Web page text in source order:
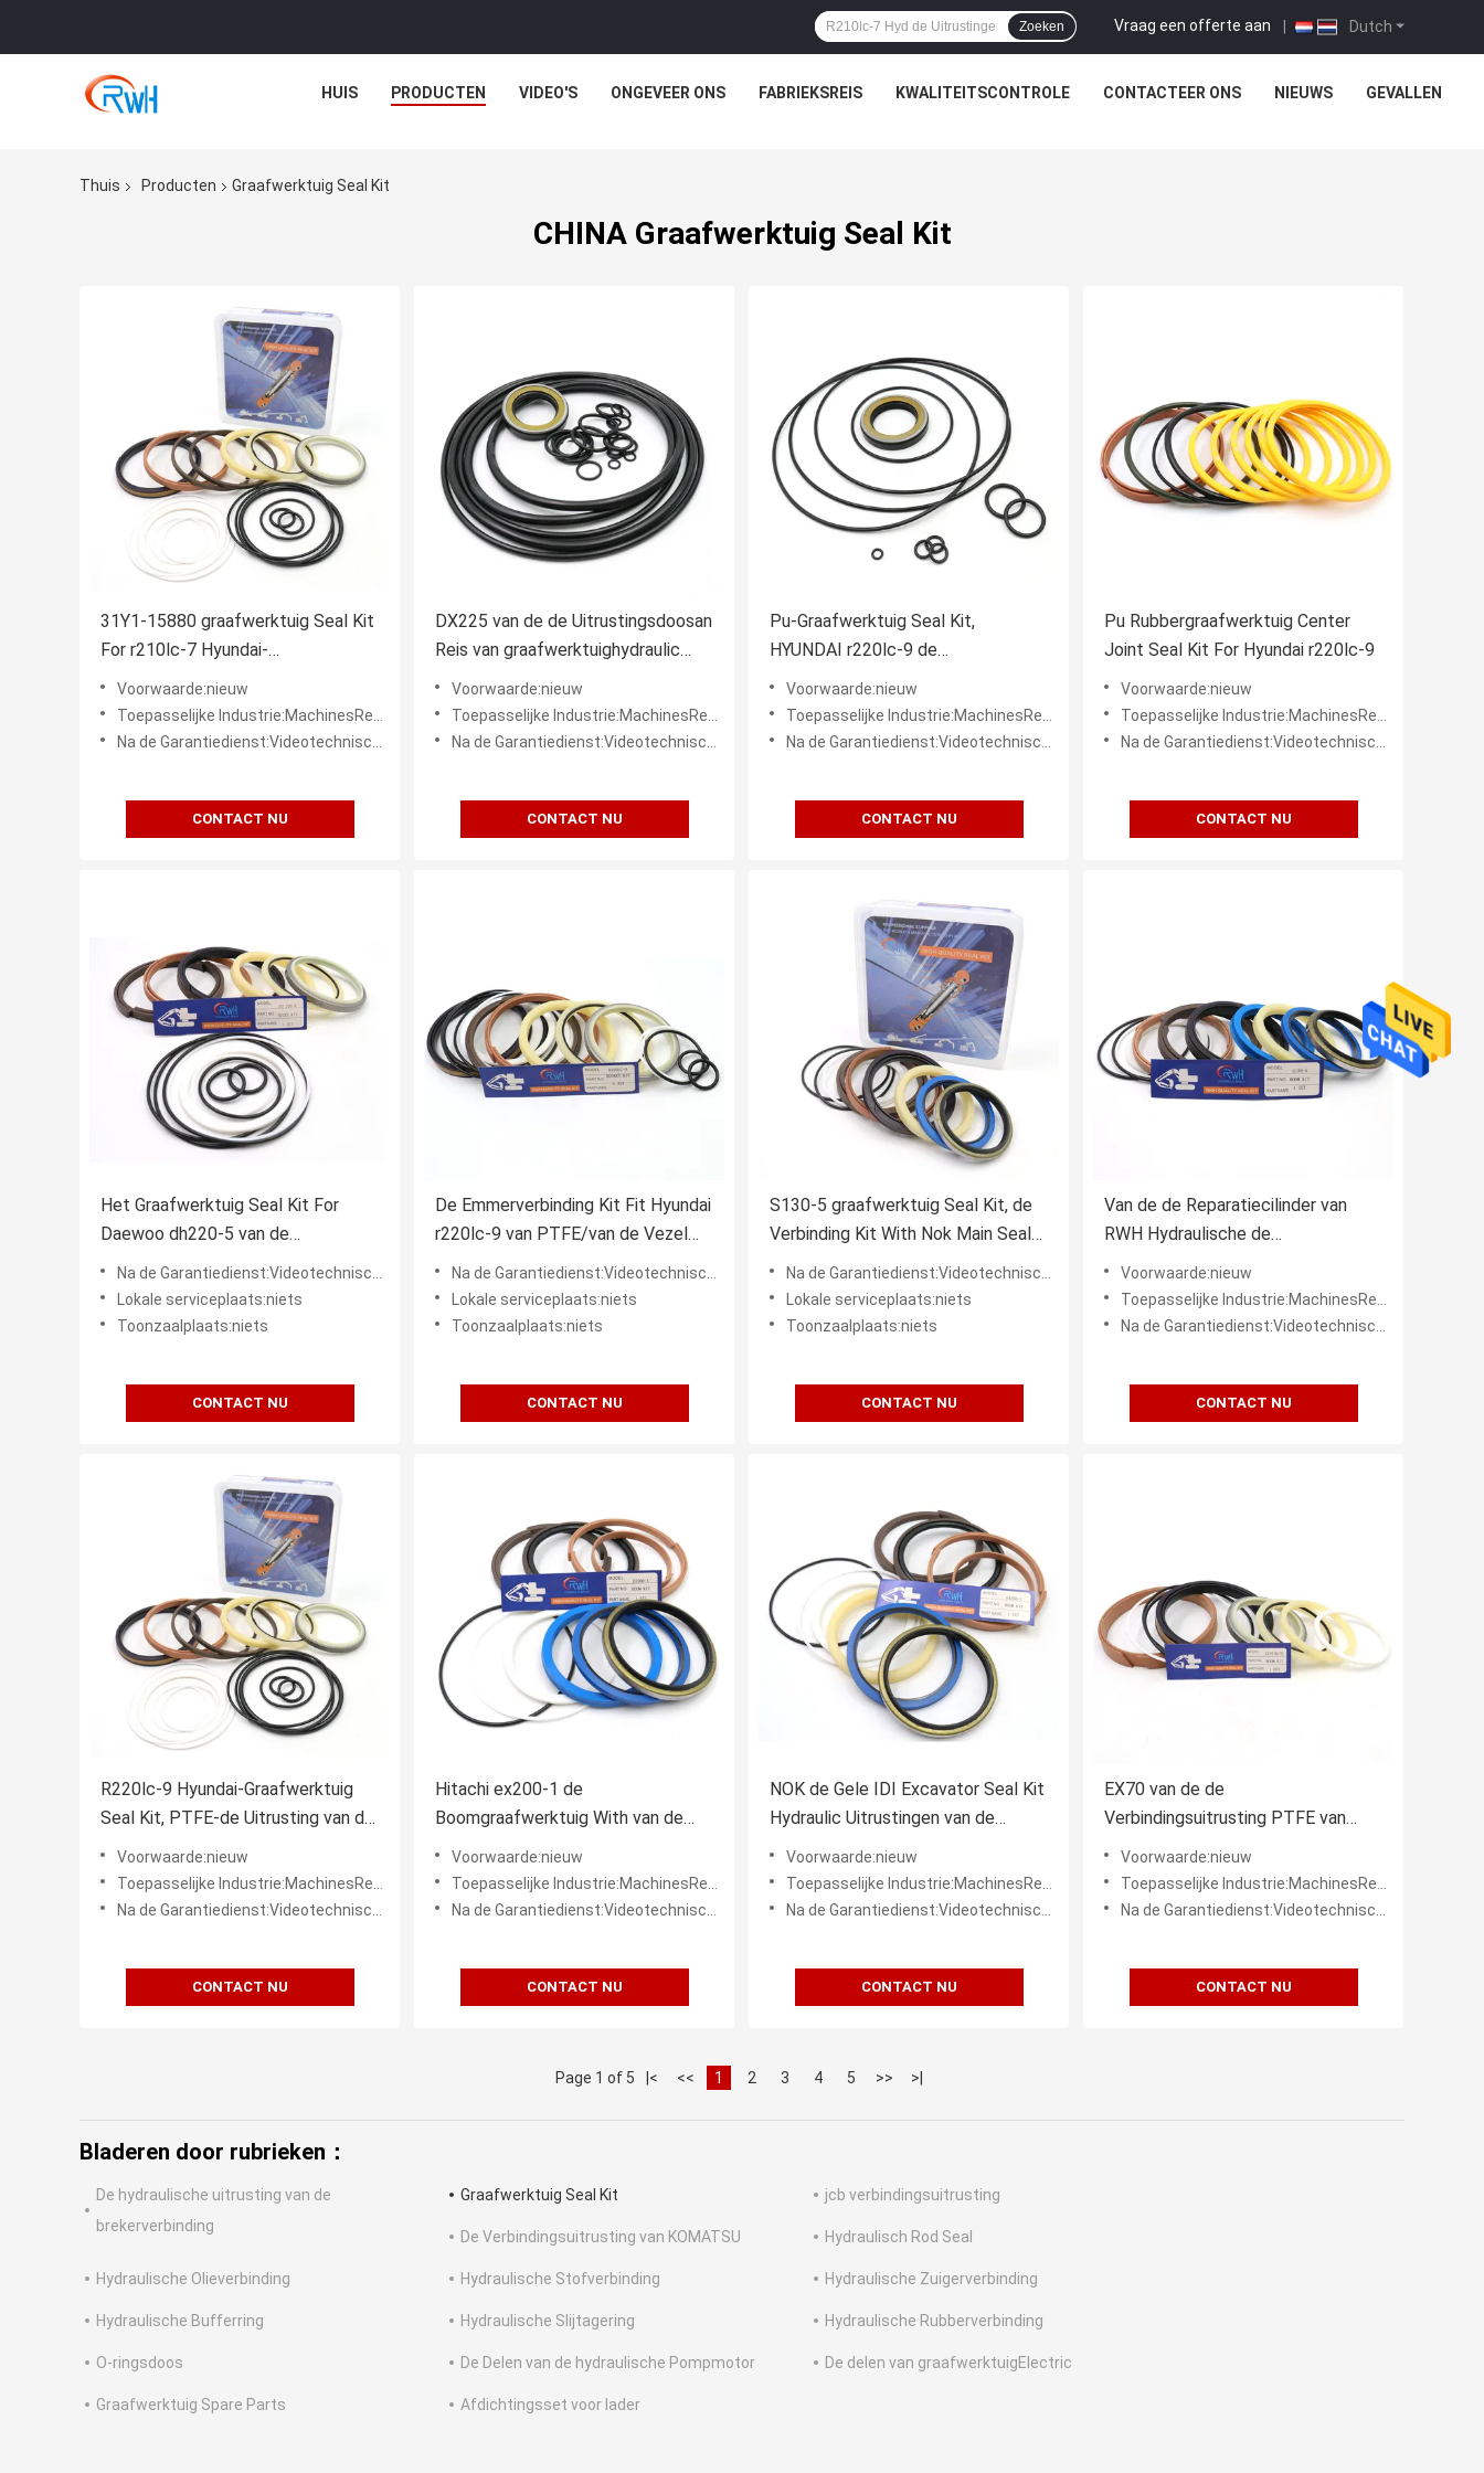
Dutch
Vraag een offerte aan |
Zoeken
HUIS PRODUCTEN VIDEO'S ONGEVEER ONS FABRIEKSREIS KWALITEITSCONTROLE CONTACTEER ONS NIEUWS GEVALLEN
Thuis Producten Graafwerktuig Seal Kit
CHINA Graafwerktuig Seal Kit
31Y1-15880 graafwerktuig Seal Kit
For r210lc-7 Hyundai-
Reparatieboom
Voorwaarde:nieuw
Toepasselijke Industrie:MachinesReparatiewerkplaatsen, Productieinstallatie, Kleinhandel, Bouwwerkzaamheden, Energie & Mijnb
Na de Garantiedienst:Videotechnische ondersteuning, Onlineondersteuning
CONTACT NU
DX225 van de de Uitrustingsdoosan
Reis van graafwerktuighydraulic
pump seal de Uitrusting van de de
Motorverbinding
Voorwaarde:nieuw
Toepasselijke Industrie:MachinesReparatiewerkplaatsen, Productieinstallatie, Kleinhandel, Bouwwerkzaamheden, Energie & Mijnb
Na de Garantiedienst:Videotechnische ondersteuning, Onlineondersteuning
CONTACT NU
Pu-Graafwerktuig Seal Kit,
HYUNDAI r220lc-9 de
Verbindingsuitrusting van de
Schommelingsmotor
Voorwaarde:nieuw
Toepasselijke Industrie:MachinesReparatiewerkplaatsen, Productieinstallatie, Kleinhandel, Bouwwerkzaamheden, Energie & Mijnb
Na de Garantiedienst:Videotechnische ondersteuning, Onlineondersteuning
CONTACT NU
Pu Rubbergraafwerktuig Center
Joint Seal Kit For Hyundai r220lc-9
Voorwaarde:nieuw
Toepasselijke Industrie:MachinesReparatiewerkplaatsen, Productieinstallatie, Kleinhandel, Bouwwerkzaamheden, Energie & Mijnb
Na de Garantiedienst:Videotechnische ondersteuning, Onlineondersteuning
CONTACT NU
Het Graafwerktuig Seal Kit For
Daewoo dh220-5 van de
emmerreparatie Cilinder
Na de Garantiedienst:Videotechnische ondersteuning, Onlineondersteuning
Lokale serviceplaats:niets
Toonzaalplaats:niets
CONTACT NU
De Emmerverbinding Kit Fit Hyundai
r220lc-9 van PTFE/van de Vezel
Graafwerktuig
Na de Garantiedienst:Videotechnische ondersteuning, Onlineondersteuning
Lokale serviceplaats:niets
Toonzaalplaats:niets
CONTACT NU
S130-5 graafwerktuig Seal Kit, de
Verbinding Kit With Nok Main Seal
van de Emmercilinder
Na de Garantiedienst:Videotechnische ondersteuning, Onlineondersteuning
Lokale serviceplaats:niets
Toonzaalplaats:niets
CONTACT NU
Van de de Reparatiecilinder van
RWH Hydraulische de
Boomverbinding Kit For Excavator
s130-5
Voorwaarde:nieuw
Toepasselijke Industrie:MachinesReparatiewerkplaatsen, Productieinstallatie, Kleinhandel, Bouwwerkzaamheden, Energie & Mijnb
Na de Garantiedienst:Videotechnische ondersteuning, Onlineondersteuning
CONTACT NU
R220lc-9 Hyundai-Graafwerktuig
Seal Kit, PTFE-de Uitrusting van de
Cilinderboom
Voorwaarde:nieuw
Toepasselijke Industrie:MachinesReparatiewerkplaatsen, Productieinstallatie, Kleinhandel, Bouwwerkzaamheden, Energie & Mijnb
Na de Garantiedienst:Videotechnische ondersteuning, Onlineondersteuning
CONTACT NU
Hitachi ex200-1 de
Boomgraafwerktuig With van de
Cilinderverbinding 3 Maanden
Garantie
Voorwaarde:nieuw
Toepasselijke Industrie:MachinesReparatiewerkplaatsen, Productieinstallatie, Kleinhandel, Bouwwerkzaamheden, Energie & Mijnb
Na de Garantiedienst:Videotechnische ondersteuning, Onlineondersteuning
CONTACT NU
NOK de Gele IDI Excavator Seal Kit
Hydraulic Uitrustingen van de
Cilinderreparatie voor Hitachi
ex200-1
Voorwaarde:nieuw
Toepasselijke Industrie:MachinesReparatiewerkplaatsen, Productieinstallatie, Kleinhandel, Bouwwerkzaamheden, Energie & Mijnb
Na de Garantiedienst:Videotechnische ondersteuning, Onlineondersteuning
CONTACT NU
EX70 van de de
Verbindingsuitrusting PTFE van
reparatiehitachi Uitrustingen van de
de Cilinderverbinding de
Hydraulische
Voorwaarde:nieuw
Toepasselijke Industrie:MachinesReparatiewerkplaatsen, Productieinstallatie, Kleinhandel, Bouwwerkzaamheden, Energie & Mijnb
Na de Garantiedienst:Videotechnische ondersteuning, Onlineondersteuning
CONTACT NU
Page 1 of 5 |< << 1 2 3 4 5 >> >|
Bladeren door rubrieken：
De hydraulische uitrusting van de
brekerverbinding
Graafwerktuig Seal Kit jcb verbindingsuitrusting
De Verbindingsuitrusting van KOMATSU Hydraulisch Rod Seal
Hydraulische Olieverbinding Hydraulische Stofverbinding Hydraulische Zuigerverbinding
Hydraulische Bufferring Hydraulische Slijtagering Hydraulische Rubberverbinding
O-ringsdoos De Delen van de hydraulische Pompmotor De delen van graafwerktuigElectric
Graafwerktuig Spare Parts Afdichtingsset voor lader